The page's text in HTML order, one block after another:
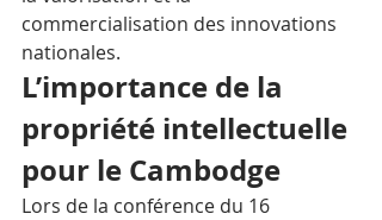
commercialisation des innovations
nationales.
L’importance de la
propriété intellectuelle
pour le Cambodge
Lors de la conférence du 16